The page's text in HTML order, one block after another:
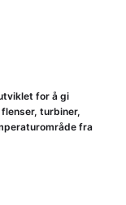
for å gi
turbiner,
fra